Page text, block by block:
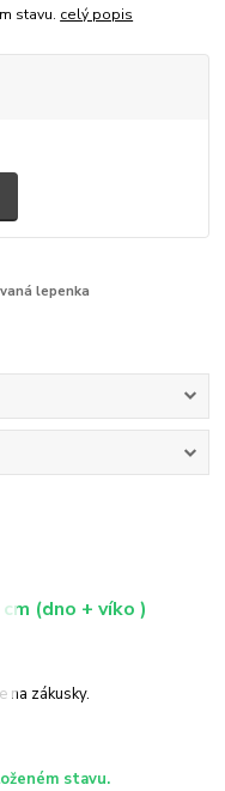
stavu. celý popis
lepenka
(dno + víko )
na zákusky.
stavu.